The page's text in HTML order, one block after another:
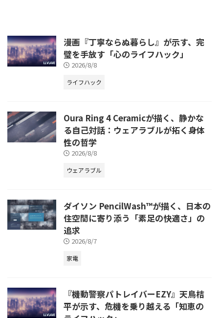
それが、2023年11月16日にMeta
Quest向けにリリースされた『ア
漫画『丁寧ならぬ暮らし』が示す、完
璧を手放す「心のライフハック」
2026/8/8
ライフハック
Oura Ring 4 Ceramicが描く、静かな
る自己対話：ウェアラブルが拓く身体
性の哲学
2026/8/8
ウェアラブル
ダイソン PencilWash™が描く、日本の
住空間に寄り添う「素足の快適さ」の
追求
2026/8/7
家電
『機動警察パトレイバーEZY』天鳥桔
平が示す、危機を乗り越える「知恵の